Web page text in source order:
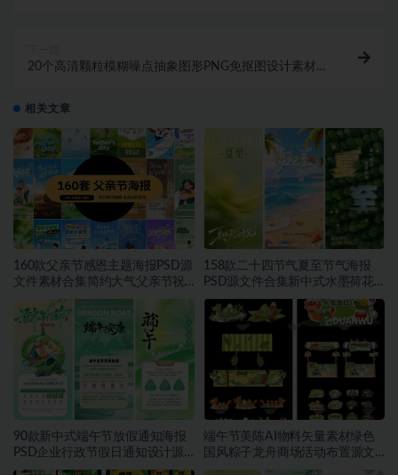
20个高清颗粒模糊噪点抽象图形PNG免抠图设计素材
相关文章
160款父亲节感恩主题海报PSD源
文件素材合集简约大气父亲节祝
福宣传设计素材~1559期
158款二十四节气夏至节气海报
PSD源文件合集新中式水墨荷花
二十四节气朋友圈宣传模板素材
~1553期
90款新中式端午节放假通知海报
PSD企业行政节假日通知设计源
文件素材~1552期
端午节美陈AI物料矢量素材绿色
国风粽子龙舟商场活动布置源文
件模板素材~1549期